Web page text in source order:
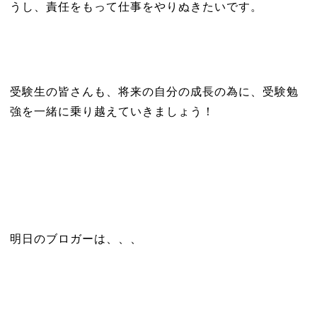
うし、責任をもって仕事をやりぬきたいです。
受験生の皆さんも、将来の自分の成長の為に、受験勉
強を一緒に乗り越えていきましょう！
明日のブロガーは、、、